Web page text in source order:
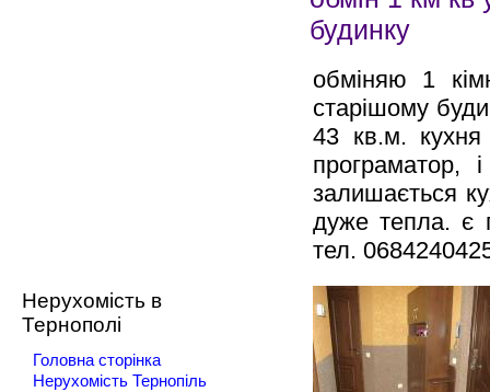
Нерухомість в
Тернополі
Головна сторінка
Нерухомість Тернопіль
будинку
обміняю 1
старішому
43 кв.м.
програматор,
залишається
дуже тепла. є
тел.